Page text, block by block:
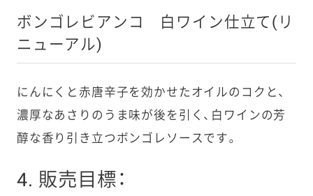
ボンゴレビアンコ 白ワイン仕立て(リ
ニューアル)
にんにくと赤唐辛子を効かせたオイルのコクと、
濃厚なあさりのうま味が後を引く、白ワインの芳
醇な香り引き立つボンゴレソースです。
4. 販売目標：